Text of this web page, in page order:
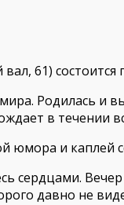
61)
Родилась и
в течении
юмора и каплей
сердцами.
давно не